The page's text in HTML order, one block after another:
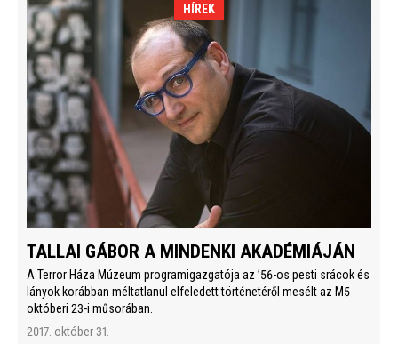
HÍREK
TALLAI GÁBOR A MINDENKI AKADÉMIÁJÁN
A Terror Háza Múzeum programigazgatója az ’56-os pesti srácok és
lányok korábban méltatlanul elfeledett történetéről mesélt az M5
októberi 23-i műsorában.
2017. október 31.